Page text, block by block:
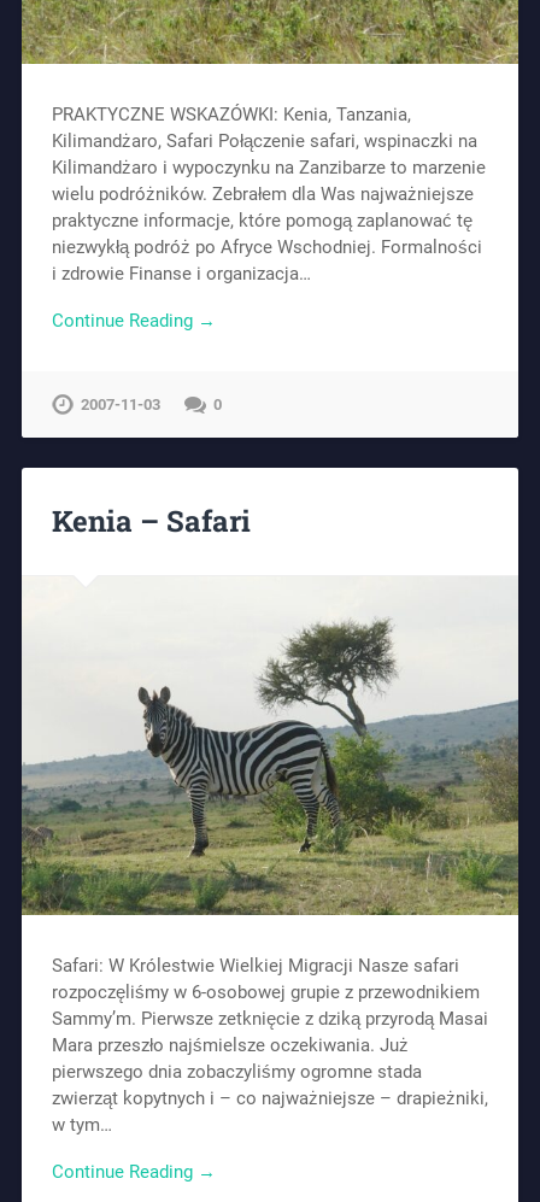
PRAKTYCZNE WSKAZÓWKI: Kenia, Tanzania,
Kilimandżaro, Safari Połączenie safari, wspinaczki na
Kilimandżaro i wypoczynku na Zanzibarze to marzenie
wielu podróżników. Zebrałem dla Was najważniejsze
praktyczne informacje, które pomogą zaplanować tę
niezwykłą podróż po Afryce Wschodniej. Formalności
i zdrowie Finanse i organizacja…
Continue Reading →
2007-11-03 0
Kenia – Safari
Safari: W Królestwie Wielkiej Migracji Nasze safari
rozpoczęliśmy w 6-osobowej grupie z przewodnikiem
Sammy’m. Pierwsze zetknięcie z dziką przyrodą Masai
Mara przeszło najśmielsze oczekiwania. Już
pierwszego dnia zobaczyliśmy ogromne stada
zwierząt kopytnych i – co najważniejsze – drapieżniki,
w tym…
Continue Reading →